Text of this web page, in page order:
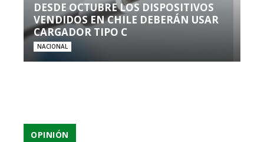
DESDE OCTUBRE LOS DISPOSITIVOS
VENDIDOS EN CHILE DEBERÁN USAR
CARGADOR TIPO C
NACIONAL
OPINIÓN